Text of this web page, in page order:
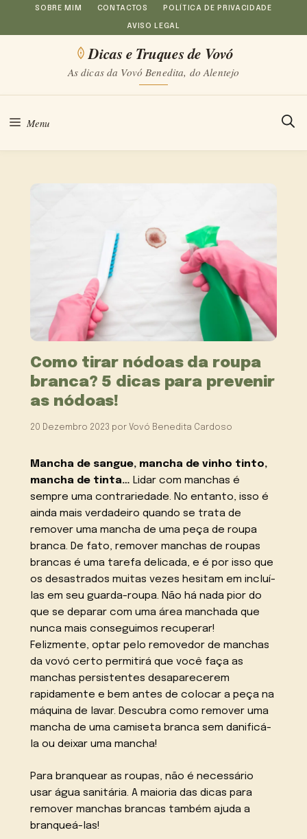
Saltar
para
conteúdo
SOBRE MIM CONTACTOS POLÍTICA DE PRIVACIDADE
AVISO LEGAL
Dicas e Truques de Vovó
As dicas da Vovó Benedita, do Alentejo
Menu
Como tirar nódoas da roupa
branca? 5 dicas para prevenir
as nódoas!
20 Dezembro 2023 por Vovó Benedita Cardoso
Mancha de sangue, mancha de vinho tinto,
mancha de tinta… Lidar com manchas é
sempre uma contrariedade. No entanto, isso é
ainda mais verdadeiro quando se trata de
remover uma mancha de uma peça de roupa
branca. De fato, remover manchas de roupas
brancas é uma tarefa delicada, e é por isso que
os desastrados muitas vezes hesitam em incluí-
las em seu guarda-roupa. Não há nada pior do
que se deparar com uma área manchada que
nunca mais conseguimos recuperar!
Felizmente, optar pelo removedor de manchas
da vovó certo permitirá que você faça as
manchas persistentes desaparecerem
rapidamente e bem antes de colocar a peça na
máquina de lavar. Descubra como remover uma
mancha de uma camiseta branca sem danificá-
la ou deixar uma mancha!
Para branquear as roupas, não é necessário
usar água sanitária. A maioria das dicas para
remover manchas brancas também ajuda a
branqueá-las!